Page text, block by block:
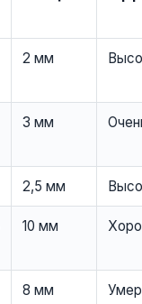
2 мм
3 мм
2,5 мм
10 мм
8 мм